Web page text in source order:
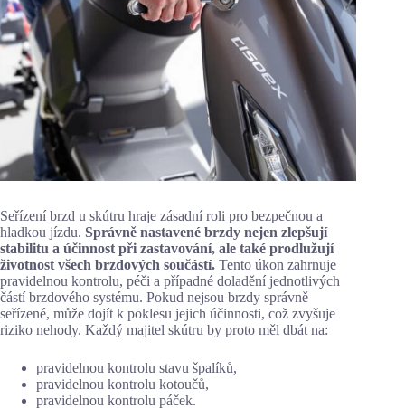
Seřízení brzd u skútru hraje zásadní roli pro bezpečnou a
hladkou jízdu. Správně nastavené brzdy nejen zlepšují
stabilitu a účinnost při zastavování, ale také prodlužují
životnost všech brzdových součástí. Tento úkon zahrnuje
pravidelnou kontrolu, péči a případné doladění jednotlivých
částí brzdového systému. Pokud nejsou brzdy správně
seřízené, může dojít k poklesu jejich účinnosti, což zvyšuje
riziko nehody. Každý majitel skútru by proto měl dbát na:
pravidelnou kontrolu stavu špalíků,
pravidelnou kontrolu kotoučů,
pravidelnou kontrolu páček.